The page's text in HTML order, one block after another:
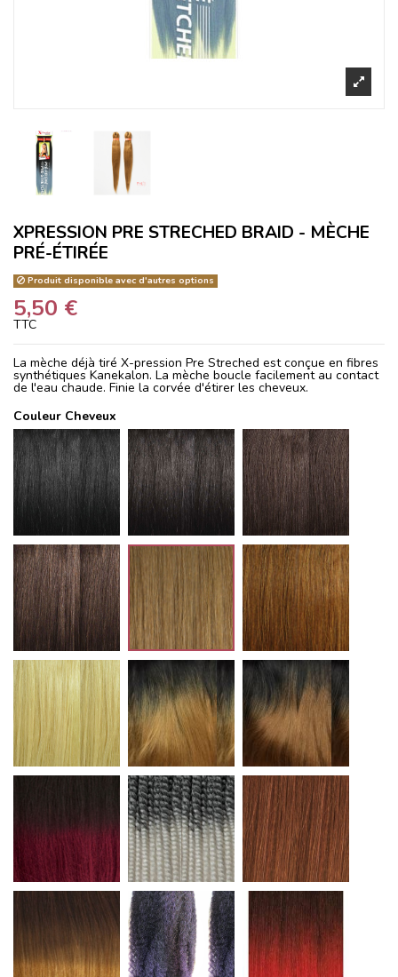
XPRESSION PRE STRECHED BRAID - MÈCHE
PRÉ-ÉTIRÉE
Produit disponible avec d'autres options
5,50 €
TTC
La mèche déjà tiré X-pression Pre Streched est conçue en fibres
synthétiques Kanekalon. La mèche boucle facilement au contact
de l'eau chaude. Finie la corvée d'étirer les cheveux.
Couleur Cheveux
1
1B 2
4 30
613 T1B/27 T1B/30
T1B/60 33
T1B/VIOLET T1B/RED